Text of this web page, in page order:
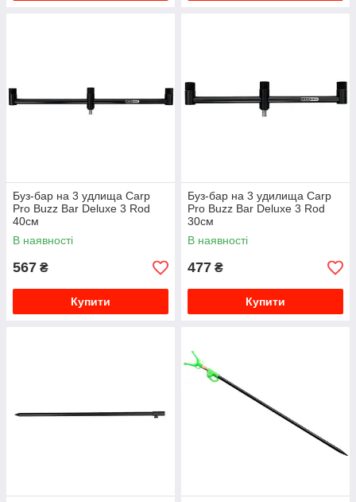
Буз-бар на 3 удлища Carp
Pro Buzz Bar Deluxe 3 Rod
40см
В наявності
567 ₴
Купити
Буз-бар на 3 удилища Carp
Pro Buzz Bar Deluxe 3 Rod
30см
В наявності
477 ₴
Купити